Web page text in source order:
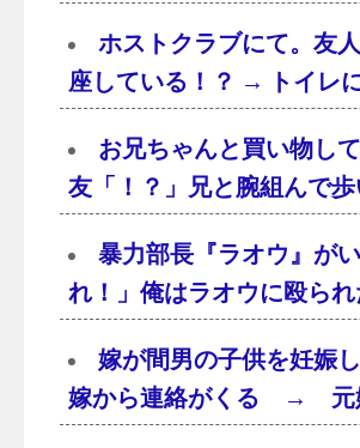
ホストクラブにて。友
座している！？ → トイレ
お兄ちゃんと買い物し
友「！？」兄と腕組んで
暴力部長『ラオウ』が
れ！」俺はラオウに殴ら
嫁が間男の子供を妊娠
嫁から連絡がくる → 元嫁